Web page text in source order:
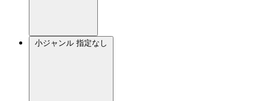
小ジャンル 指定なし